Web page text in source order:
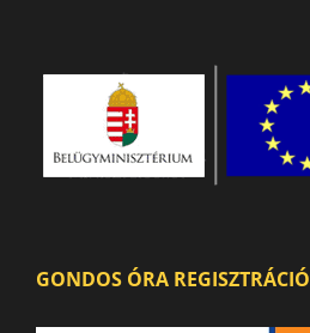
GONDOS ÓRA REGISZTRÁCIÓ